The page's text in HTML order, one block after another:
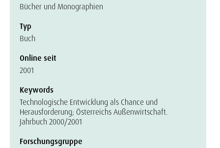
Bücher und Monographien
Typ
Buch
Online seit
2001
Keywords
Technologische Entwicklung als Chance und
Herausforderung; Österreichs Außenwirtschaft.
Jahrbuch 2000/2001
Forschungsgruppe